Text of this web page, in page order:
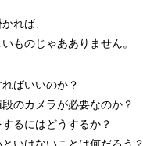
れば、
ものじゃあありません。
ばいいのか？
のカメラが必要なのか？
るにはどうするか？